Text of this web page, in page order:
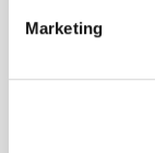
Marketing